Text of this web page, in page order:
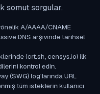
somut sorgular.
A/AAAA/CNAME
DNS arşivinde tarihsel
(crt.sh, censys.io) ilk
kontrol edin.
(SWG) log'larında URL
tüm isteklerin kullanıcı